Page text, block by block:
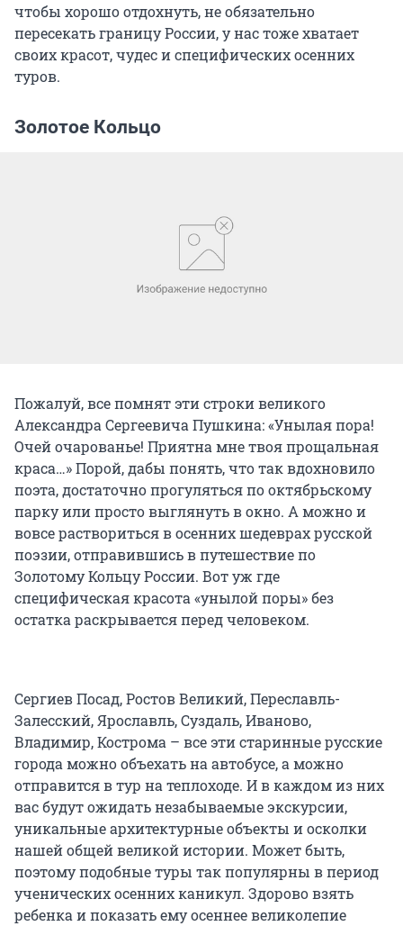
чтобы хорошо отдохнуть, не обязательно
пересекать границу России, у нас тоже хватает
своих красот, чудес и специфических осенних
туров.
Золотое Кольцо
Пожалуй, все помнят эти строки великого
Александра Сергеевича Пушкина: «Унылая пора!
Очей очарованье! Приятна мне твоя прощальная
краса…» Порой, дабы понять, что так вдохновило
поэта, достаточно прогуляться по октябрьскому
парку или просто выглянуть в окно. А можно и
вовсе раствориться в осенних шедеврах русской
поэзии, отправившись в путешествие по
Золотому Кольцу России. Вот уж где
специфическая красота «унылой поры» без
остатка раскрывается перед человеком.
Сергиев Посад, Ростов Великий, Переславль-
Залесский, Ярославль, Суздаль, Иваново,
Владимир, Кострома – все эти старинные русские
города можно объехать на автобусе, а можно
отправится в тур на теплоходе. И в каждом из них
вас будут ожидать незабываемые экскурсии,
уникальные архитектурные объекты и осколки
нашей общей великой истории. Может быть,
поэтому подобные туры так популярны в период
ученических осенних каникул. Здорово взять
ребенка и показать ему осеннее великолепие